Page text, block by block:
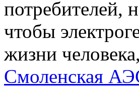
потребителей,
чтобы
жизни
Смоленская